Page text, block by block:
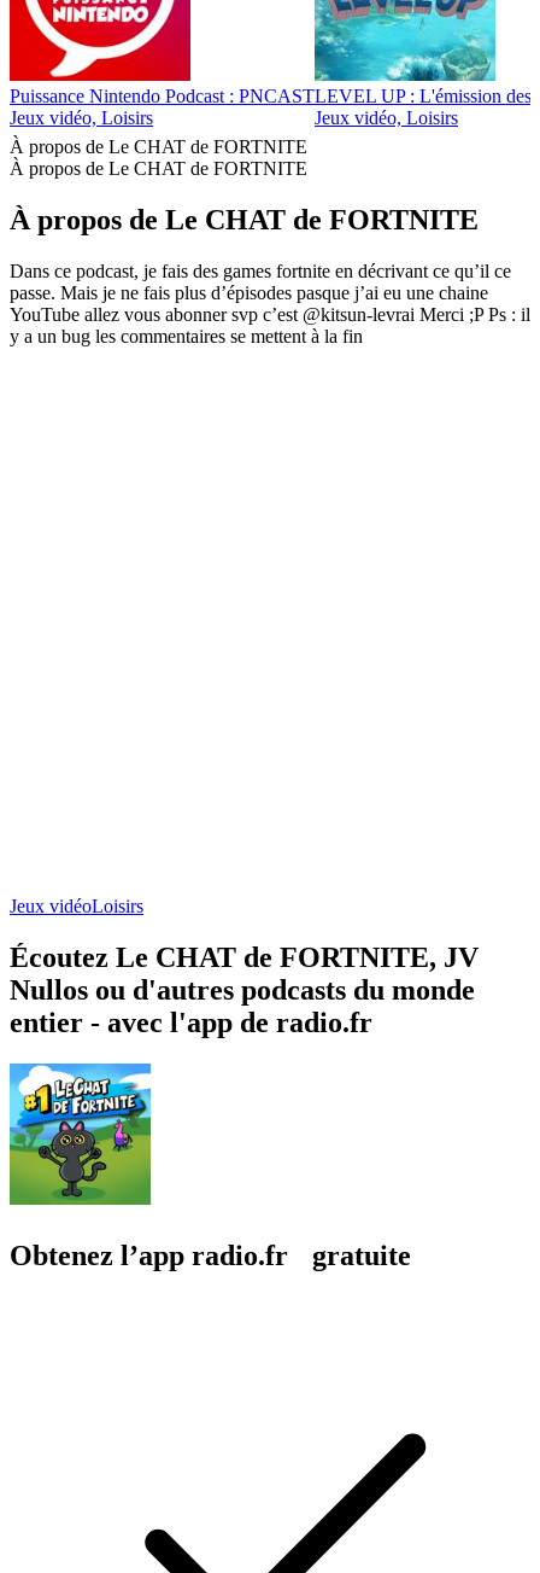
Puissance Nintendo Podcast : PNCAST
Jeux vidéo, Loisirs
LEVEL UP : L'émission des
Jeux vidéo, Loisirs
À propos de Le CHAT de FORTNITE
À propos de Le CHAT de FORTNITE
À propos de Le CHAT de FORTNITE
Dans ce podcast, je fais des games fortnite en décrivant ce qu’il ce
passe. Mais je ne fais plus d’épisodes pasque j’ai eu une chaine
YouTube allez vous abonner svp c’est @kitsun-levrai Merci ;P Ps : il
y a un bug les commentaires se mettent à la fin
Jeux vidéoLoisirs
Écoutez Le CHAT de FORTNITE, JV
Nullos ou d'autres podcasts du monde
entier - avec l'app de radio.fr
Obtenez l’app radio.fr gratuite